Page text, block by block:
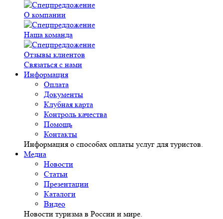
О компании
Наша команда
Отзывы клиентов
Связаться с нами
Информация
Оплата
Документы
Клубная карта
Контроль качества
Помощь
Контакты
Информация о способах оплаты услуг для туристов.
Медиа
Новости
Статьи
Презентации
Каталоги
Видео
Новости туризма в России и мире.